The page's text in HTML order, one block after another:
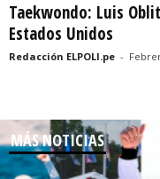
Taekwondo: Luis
Estados Unidos
Redacción ELPOLI.pe -
MÁS NOTICIAS